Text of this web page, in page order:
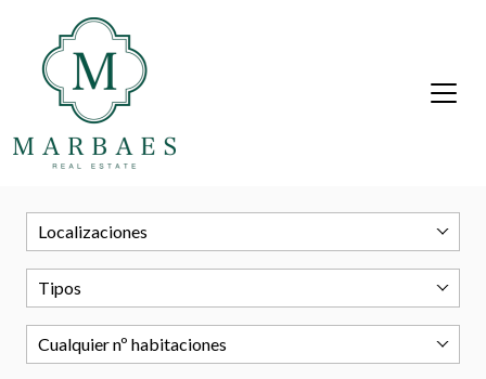
Localizaciones
Tipos
Cualquier nº habitaciones